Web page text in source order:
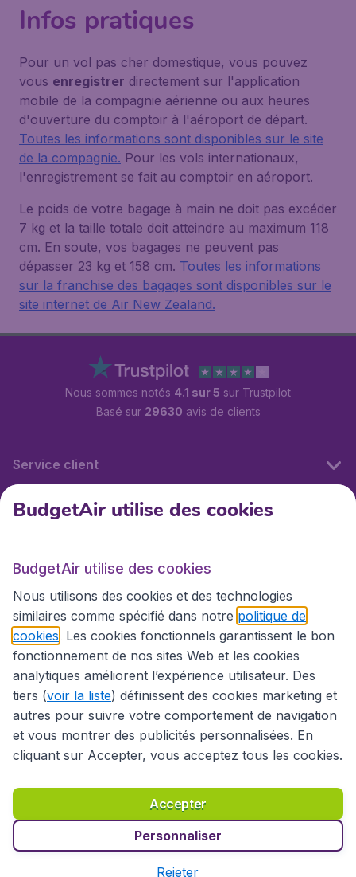
Infos pratiques
Pour un vol pas cher domestique, vous pouvez
vous enregistrer directement sur l'application
mobile de la compagnie aérienne ou aux heures
d'ouverture du comptoir à l'aéroport de départ.
Toutes les informations sont disponibles sur le site
de la compagnie. Pour les vols internationaux,
l'enregistrement se fait au comptoir en aéroport.
Le poids de votre bagage à main ne doit pas excéder
7 kg et la taille totale doit atteindre au maximum 118
cm. En soute, vos bagages ne peuvent pas
dépasser 23 kg et 158 cm. Toutes les informations
sur la franchise des bagages sont disponibles sur le
site internet de Air New Zealand.
Nous sommes notés 4.1 sur 5 sur Trustpilot
Basé sur 29630 avis de clients
Service client
BudgetAir.fr
Sites internationaux
Déclaration d’accessibilité
Conditions générales
Déclaration de confidentialité
Droits d’auteur © 2026
BudgetAir utilise des cookies
BudgetAir utilise des cookies
Nous utilisons des cookies et des technologies
similaires comme spécifié dans notre politique de
cookies . Les cookies fonctionnels garantissent le bon
fonctionnement de nos sites Web et les cookies
analytiques améliorent l’expérience utilisateur. Des
tiers (voir la liste) définissent des cookies marketing et
autres pour suivre votre comportement de navigation
et vous montrer des publicités personnalisées. En
cliquant sur Accepter, vous acceptez tous les cookies.
Accepter
Personnaliser
Rejeter